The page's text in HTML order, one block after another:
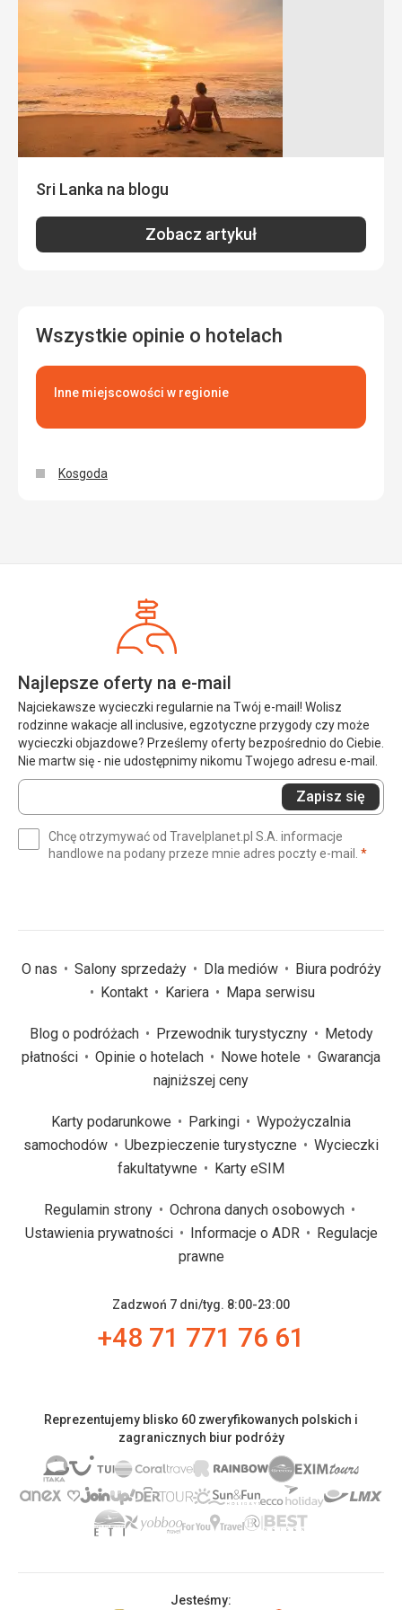
Ładne, zgodne z opisem, pokoje jak i cały ośrodek czysty
Ogólne wrażenie z hotelu jest pozytywne, miła i pomocna
obsługa, zawsze starają się dostosować
Ta recenzja została automatycznie przetłumaczona za
pomocą Google Translate
Sri Lanka na blogu
Zobacz artykuł
Wszystkie opinie o hotelach
Inne miejscowości w regionie
Kosgoda
Najlepsze oferty na e-mail
Najciekawsze wycieczki regularnie na Twój e-mail! Wolisz
rodzinne wakacje all inclusive, egzotyczne przygody czy może
wycieczki objazdowe? Prześlemy oferty bezpośrednio do Ciebie.
Nie martw się - nie udostępnimy nikomu Twojego adresu e-mail.
Wprowadź
swój
(wymagane)
Zapisz się
Chcę otrzymywać od Travelplanet.pl S.A. informacje
handlowe na podany przeze mnie adres poczty e-mail. *
O nas Salony sprzedaży Dla mediów
Biura podróży
Kontakt
Kariera Mapa serwisu
Blog o podróżach Przewodnik turystyczny
Metody
płatności
Opinie o hotelach Nowe hotele
Gwarancja
najniższej ceny
Karty podarunkowe Parkingi
Wypożyczalnia
samochodów
Ubezpieczenie turystyczne
Wycieczki
fakultatywne
Karty eSIM
Regulamin strony
Ochrona danych osobowych
Ustawienia prywatności
Informacje o ADR
Regulacje
prawne
Zadzwoń 7 dni/tyg. 8:00-23:00
+48 71 771 76 61
Reprezentujemy blisko 60 zweryfikowanych polskich i
zagranicznych biur podróży
Jesteśmy: